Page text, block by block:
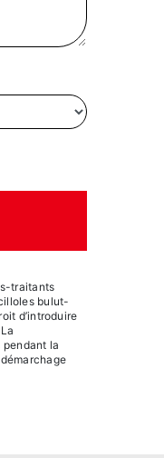
traitants
bulut-
d’introduire
la